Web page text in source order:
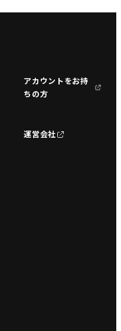
アカウントをお持
ちの方
運営会社